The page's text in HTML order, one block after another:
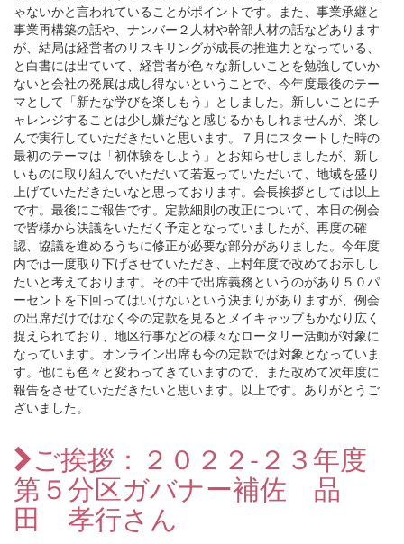
ゃないかと言われていることがポイントです。また、事業承継と
事業再構築の話や、ナンバー２人材や幹部人材の話などあります
が、結局は経営者のリスキリングが成長の推進力となっている、
と白書には出ていて、経営者が色々な新しいことを勉強していか
ないと会社の発展は成し得ないということで、今年度最後のテー
マとして「新たな学びを楽しもう」としました。新しいことにチ
ャレンジすることは少し嫌だなと感じるかもしれませんが、楽し
んで実行していただきたいと思います。７月にスタートした時の
最初のテーマは「初体験をしよう」とお知らせしましたが、新し
いものに取り組んでいただいて若返っていただいて、地域を盛り
上げていただきたいなと思っております。会長挨拶としては以上
です。最後にご報告です。定款細則の改正について、本日の例会
で皆様から決議をいただく予定となっていましたが、再度の確
認、協議を進めるうちに修正が必要な部分がありました。今年度
内では一度取り下げさせていただき、上村年度で改めてお示しし
たいと考えております。その中で出席義務というのがあり５０パ
ーセントを下回ってはいけないという決まりがありますが、例会
の出席だけではなく今の定款を見るとメイキャップもかなり広く
捉えられており、地区行事などの様々なロータリー活動が対象に
なっています。オンライン出席も今の定款では対象となっていま
す。他にも色々と変わってきていますので、また改めて次年度に
報告をさせていただきたいと思います。以上です。ありがとうご
ざいました。
ご挨拶：２０２２-２３年度
第５分区ガバナー補佐 品
田 孝行さん